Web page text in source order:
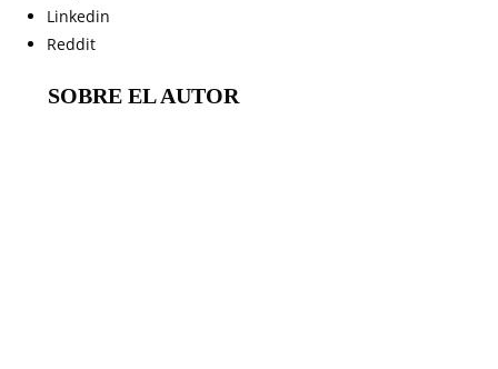
Linkedin
Reddit
SOBRE EL AUTOR